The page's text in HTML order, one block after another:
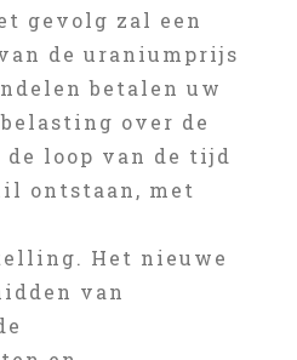
gevolg zal een
de uraniumprijs
betalen uw
over de
loop van de tijd
ontstaan, met
Het nieuwe
van